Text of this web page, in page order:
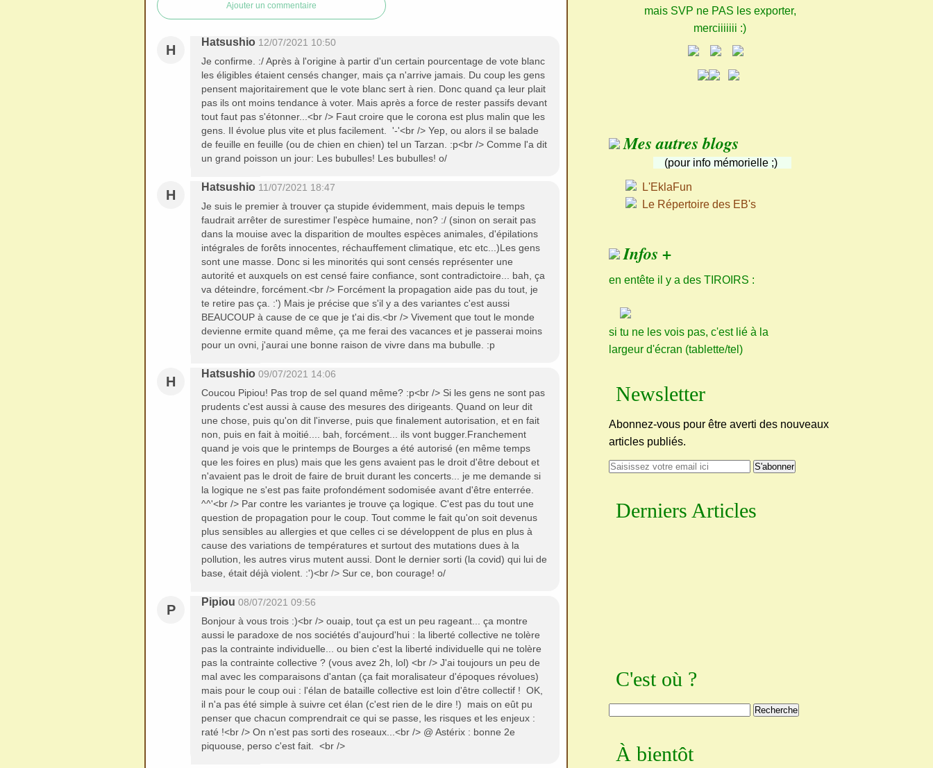
Ajouter un commentaire
H
Hatsushio 12/07/2021 10:50
Je confirme. :/ Après à l'origine à partir d'un certain pourcentage de vote blanc
les éligibles étaient censés changer, mais ça n'arrive jamais. Du coup les gens
pensent majoritairement que le vote blanc sert à rien. Donc quand ça leur plait
pas ils ont moins tendance à voter. Mais après a force de rester passifs devant
tout faut pas s'étonner...<br /> Faut croire que le corona est plus malin que les
gens. Il évolue plus vite et plus facilement. '-'<br /> Yep, ou alors il se balade
de feuille en feuille (ou de chien en chien) tel un Tarzan. :p<br /> Comme l'a dit
un grand poisson un jour: Les bubulles! Les bubulles! o/
H
Hatsushio 11/07/2021 18:47
Je suis le premier à trouver ça stupide évidemment, mais depuis le temps
faudrait arrêter de surestimer l'espèce humaine, non? :/ (sinon on serait pas
dans la mouise avec la disparition de moultes espèces animales, d'épilations
intégrales de forêts innocentes, réchauffement climatique, etc etc...)Les gens
sont une masse. Donc si les minorités qui sont censés représenter une
autorité et auxquels on est censé faire confiance, sont contradictoire... bah, ça
va déteindre, forcément.<br /> Forcément la propagation aide pas du tout, je
te retire pas ça. :') Mais je précise que s'il y a des variantes c'est aussi
BEAUCOUP à cause de ce que je t'ai dis.<br /> Vivement que tout le monde
devienne ermite quand même, ça me ferai des vacances et je passerai moins
pour un ovni, j'aurai une bonne raison de vivre dans ma bubulle. :p
H
Hatsushio 09/07/2021 14:06
Coucou Pipiou! Pas trop de sel quand même? :p<br /> Si les gens ne sont pas
prudents c'est aussi à cause des mesures des dirigeants. Quand on leur dit
une chose, puis qu'on dit l'inverse, puis que finalement autorisation, et en fait
non, puis en fait à moitié.... bah, forcément... ils vont bugger.Franchement
quand je vois que le printemps de Bourges a été autorisé (en même temps
que les foires en plus) mais que les gens avaient pas le droit d'être debout et
n'avaient pas le droit de faire de bruit durant les concerts... je me demande si
la logique ne s'est pas faite profondément sodomisée avant d'être enterrée.
^^'<br /> Par contre les variantes je trouve ça logique. C'est pas du tout une
question de propagation pour le coup. Tout comme le fait qu'on soit devenus
plus sensibles au allergies et que celles ci se développent de plus en plus à
cause des variations de températures et surtout des mutations dues à la
pollution, les autres virus mutent aussi. Dont le dernier sorti (la covid) qui lui de
base, était déjà violent. :')<br /> Sur ce, bon courage! o/
P
Pipiou 08/07/2021 09:56
Bonjour à vous trois :)<br /> ouaip, tout ça est un peu rageant... ça montre
aussi le paradoxe de nos sociétés d'aujourd'hui : la liberté collective ne tolère
pas la contrainte individuelle... ou bien c'est la liberté individuelle qui ne tolère
pas la contrainte collective ? (vous avez 2h, lol) <br /> J'ai toujours un peu de
mal avec les comparaisons d'antan (ça fait moralisateur d'époques révolues)
mais pour le coup oui : l'élan de bataille collective est loin d'être collectif ! OK,
il n'a pas été simple à suivre cet élan (c'est rien de le dire !) mais on eût pu
penser que chacun comprendrait ce qui se passe, les risques et les enjeux :
raté !<br /> On n'est pas sorti des roseaux...<br /> @ Astérix : bonne 2e
piquouse, perso c'est fait. <br />
mais SVP ne PAS les exporter,
merciiiiiii :)
Mes autres blogs
(pour info mémorielle ;)
L'EklaFun
Le Répertoire des EB's
Infos +
en entête il y a des TIROIRS :
si tu ne les vois pas, c'est lié à la
largeur d'écran (tablette/tel)
Newsletter
Abonnez-vous pour être averti des nouveaux
articles publiés.
Derniers Articles
C'est où ?
À bientôt